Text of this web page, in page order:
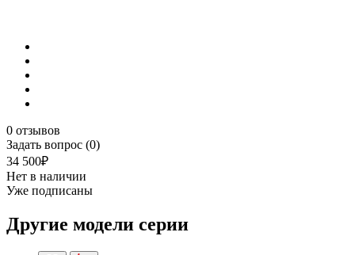
0 отзывов
Задать вопрос (0)
34 500₽
Нет в наличии
Уже подписаны
Другие модели серии